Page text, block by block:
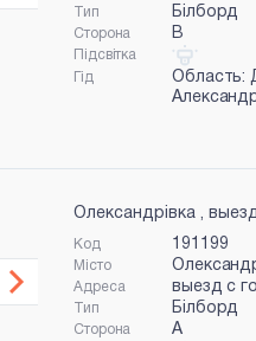
Тип Білборд
Сторона B
Підсвітка
Гід
Область:
Олександрівка ,
Код 191199
Місто
Адреса выезд с
Тип Білборд
Сторона A